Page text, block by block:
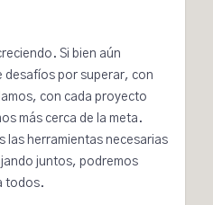
Si bien aún
desafíos por superar, con
con cada proyecto
más cerca de la meta.
las herramientas necesarias
juntos, podremos
todos.